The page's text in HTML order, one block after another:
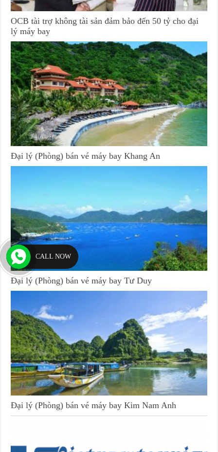
OCB tài trợ không tài sản đảm bảo đến 50 tỷ cho đại
lý máy bay
Đại lý (Phòng) bán vé máy bay Khang An
Đại lý (Phòng) bán vé máy bay Tư Duy
Đại lý (Phòng) bán vé máy bay Kim Nam Anh
CALL NOW